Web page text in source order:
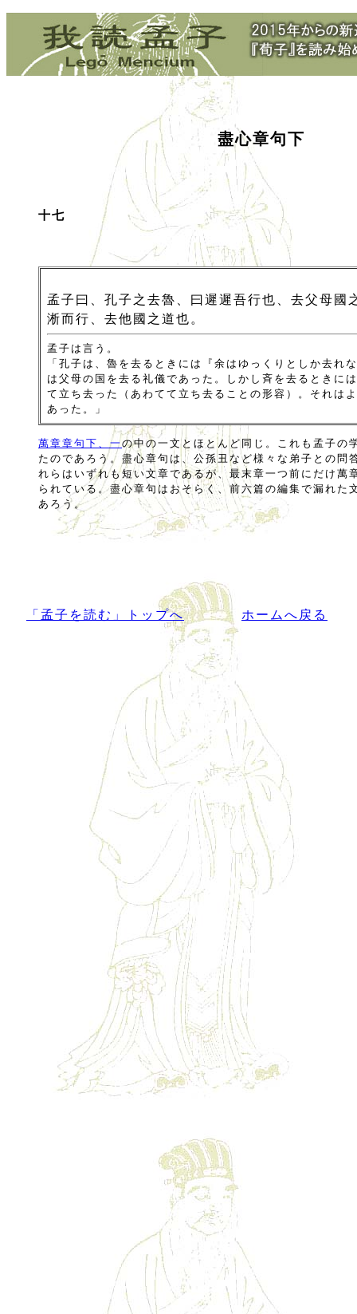
盡心章句下
十七
孟子曰、孔子之去魯、曰遲遲吾行也、去父母國
淅而行、去他國之道也。
孟子は言う。
「孔子は、魯を去るときには『余はゆっくりとしか去れ
は父母の国を去る礼儀であった。しかし斉を去るときに
て立ち去った（あわてて立ち去ることの形容）。それは
あった。」
萬章章句下、一の中の一文とほとんど同じ。これも孟子の
たのであろう。盡心章句は、公孫丑など様々な弟子との問
れらはいずれも短い文章であるが、最末章一つ前にだけ萬
られている。盡心章句はおそらく、前六篇の編集で漏れた
あろう。
「孟子を読む」トップへ ホームへ戻る